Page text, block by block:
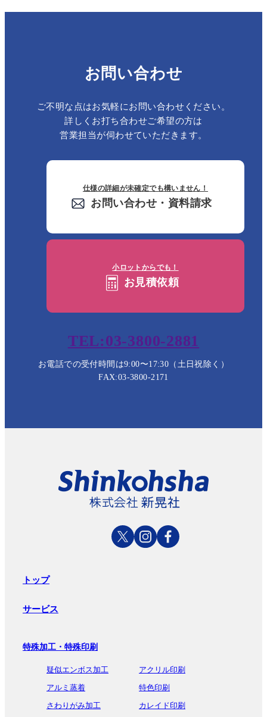
お問い合わせ
ご不明な点はお気軽にお問い合わせください。
詳しくお打ち合わせご希望の方は
営業担当が伺わせていただきます。
仕様の詳細が未確定でも構いません！
お問い合わせ・資料請求
小ロットからでも！
お見積依頼
TEL:03-3800-2881
お電話での受付時間は9:00〜17:30（土日祝除く）
FAX:03-3800-2171
トップ
サービス
特殊加工・特殊印刷
疑似エンボス加工
アクリル印刷
アルミ蒸着
特色印刷
さわりがみ加工
カレイド印刷